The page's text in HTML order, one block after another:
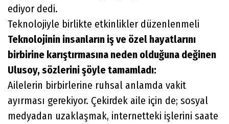
ediyor dedi.
Teknolojiyle birlikte etkinlikler düzenlenmeli
Teknolojinin insanların iş ve özel hayatlarını
birbirine karıştırmasına neden olduğuna değinen
Ulusoy, sözlerini şöyle tamamladı:
Ailelerin birbirlerine ruhsal anlamda vakit
ayırması gerekiyor. Çekirdek aile için de; sosyal
medyadan uzaklaşmak, internetteki işlerini saate